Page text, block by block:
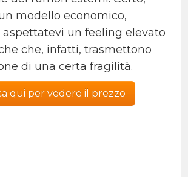
modello economico,
un feeling elevato
che, infatti, trasmettono
di una certa fragilità.
qui per vedere il prezzo